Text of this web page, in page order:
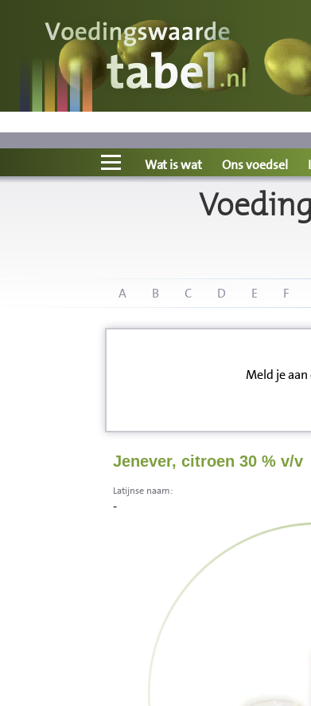
Voedingswaarde
Wat is wat?
Ons voedsel
Wat is wat Ons voedsel
A B C D E F
Meld je
Jenever, citroen 30 % v/v
Latijnse naam:
-